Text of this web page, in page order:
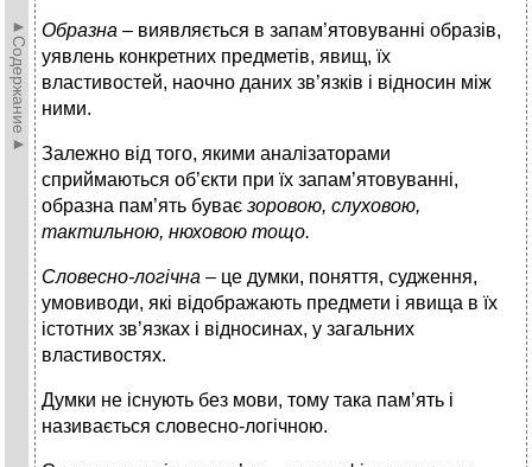
►Содержание► Образна – виявляється в запам’ятовуванні образів,
уявлень конкретних предметів, явищ, їх
властивостей, наочно даних зв’язків і відносин між
ними.
Залежно від того, якими аналізаторами
сприймаються об’єкти при їх запам’ятовуванні,
образна пам’ять буває зоровою, слуховою,
тактильною, нюховою тощо.
Словесно-логічна – це думки, поняття, судження,
умовиводи, які відображають предмети і явища в їх
істотних зв’язках і відносинах, у загальних
властивостях.
Думки не існують без мови, тому така пам’ять і
називається словесно-логічною.